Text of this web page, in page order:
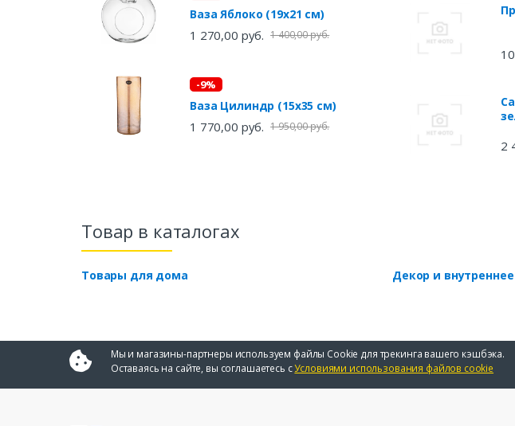
Ваза Яблоко (19х21 см)
1 270,00 руб. 1 400,00 руб.
-9%
Ваза Цилиндр (15х35 см)
1 770,00 руб. 1 950,00 руб.
2
Товар в каталогах
Товары для дома Декор и
Мы и магазины-партнеры используем файлы Cookie для трекинга вашего кэшбэка.
Оставаясь на сайте, вы соглашаетесь сУсловиями использования файлов cookie